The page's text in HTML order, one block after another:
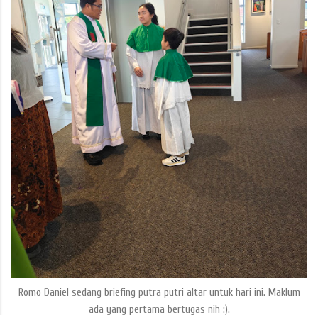
Romo Daniel sedang briefing putra putri altar untuk hari ini. Maklum
ada yang pertama bertugas nih :).